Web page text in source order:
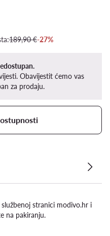
189,90 €-27%
Obavijestit ćemo vas
za prodaju.
stranici modivo.hr i
na pakiranju.